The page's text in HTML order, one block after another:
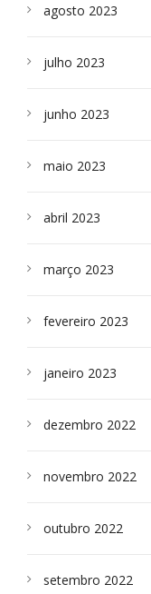
agosto 2023
julho 2023
junho 2023
maio 2023
abril 2023
março 2023
fevereiro 2023
janeiro 2023
dezembro 2022
novembro 2022
outubro 2022
setembro 2022